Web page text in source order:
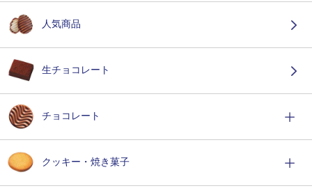
人気商品
生チョコレート
チョコレート
クッキー・焼き菓子